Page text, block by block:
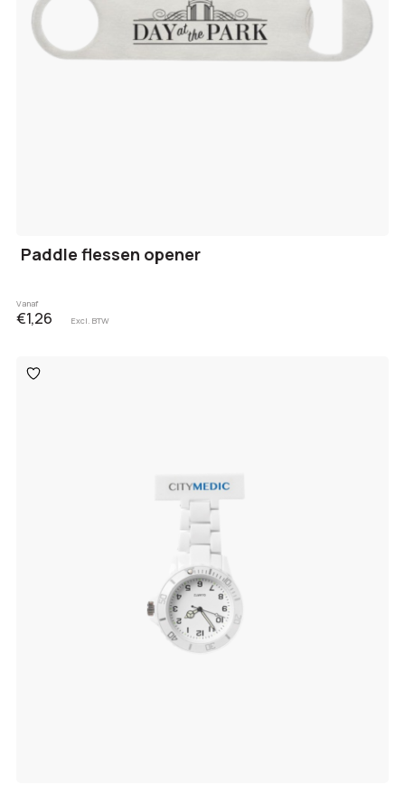
Paddle flessen opener
Vanaf
€1,26 Excl. BTW
Toevoegen
aan